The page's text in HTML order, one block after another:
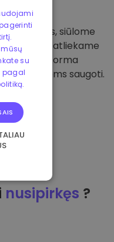
ir jų lėšas, siūlome
reguliariai atliekame
mūsų platforma
saugoti.
nusipirkęs ?
su
pagal